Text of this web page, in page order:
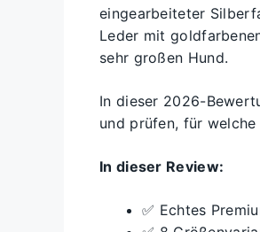
eingearbeiteter
Leder mit
sehr großen Hund.
In dieser 2026-
und prüfen, für
In dieser Review:
✅ Echtes